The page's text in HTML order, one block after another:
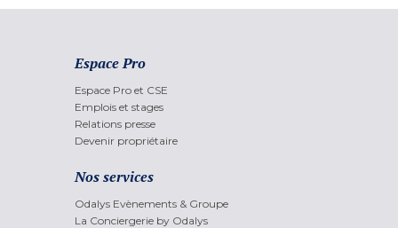
Espace Pro
Espace Pro et CSE
Emplois et stages
Relations presse
Devenir propriétaire
Nos services
Odalys Evènements & Groupe
La Conciergerie by Odalys